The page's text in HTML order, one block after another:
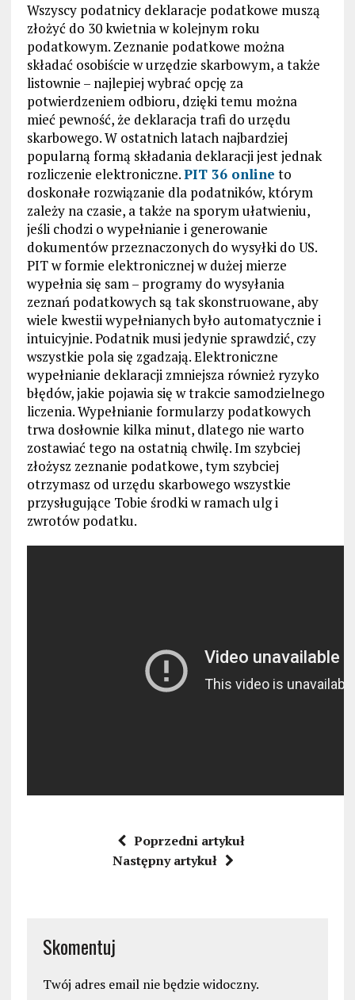
Wszyscy podatnicy deklaracje podatkowe muszą
złożyć do 30 kwietnia w kolejnym roku
podatkowym. Zeznanie podatkowe można
składać osobiście w urzędzie skarbowym, a także
listownie – najlepiej wybrać opcję za
potwierdzeniem odbioru, dzięki temu można
mieć pewność, że deklaracja trafi do urzędu
skarbowego. W ostatnich latach najbardziej
popularną formą składania deklaracji jest jednak
rozliczenie elektroniczne.PIT 36 online to
doskonałe rozwiązanie dla podatników, którym
zależy na czasie, a także na sporym ułatwieniu,
jeśli chodzi o wypełnianie i generowanie
dokumentów przeznaczonych do wysyłki do US.
PIT w formie elektronicznej w dużej mierze
wypełnia się sam – programy do wysyłania
zeznań podatkowych są tak skonstruowane, aby
wiele kwestii wypełnianych było automatycznie i
intuicyjnie. Podatnik musi jedynie sprawdzić, czy
wszystkie pola się zgadzają. Elektroniczne
wypełnianie deklaracji zmniejsza również ryzyko
błędów, jakie pojawia się w trakcie samodzielnego
liczenia. Wypełnianie formularzy podatkowych
trwa dosłownie kilka minut, dlatego nie warto
zostawiać tego na ostatnią chwilę. Im szybciej
złożysz zeznanie podatkowe, tym szybciej
otrzymasz od urzędu skarbowego wszystkie
przysługujące Tobie środki w ramach ulg i
zwrotów podatku.
Poprzedni artykuł
Następny artykuł
Skomentuj
Twój adres email nie będzie widoczny.